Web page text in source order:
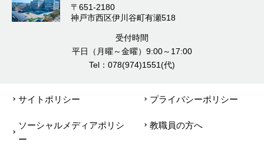
〒651-2180
神戸市西区伊川谷町有瀬518
受付時間
平日（月曜～金曜）9:00～17:00
Tel：078(974)1551(代)
サイトポリシー プライバシーポリシー
ソーシャルメディアポリシ
ー
教職員の方へ